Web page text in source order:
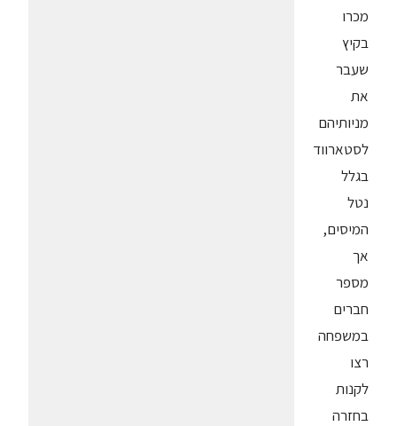
מכרו
בקיץ
שעבר
את
מניותיהם
לסטארווד
בגלל
נטל
המיסים,
אך
מספר
חברים
במשפחה
רצו
לקנות
בחזרה